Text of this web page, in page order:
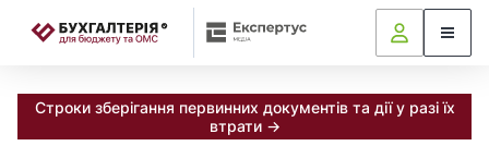
Строки зберігання первинних документів та дії у разі їх
втрати →